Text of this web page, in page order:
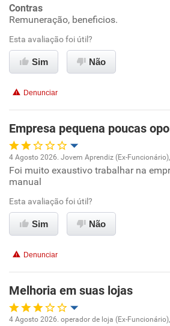
Benefícios
Recomenda a diretoria
Contras
Remuneração, beneficios.
Esta avaliação foi útil?
Sim Não
Denunciar
Empresa pequena poucas
Oportunidade de promoção
Ambiente de trabalho
Conciliação com a vida familiar
Não recomenda esta empresa
Recomenda a diretoria
4 Agosto 2026. Jovem Aprendiz (Ex-
Foi muito exaustivo trabalhar na
manual
Esta avaliação foi útil?
Sim Não
Denunciar
Melhoria em suas lojas
4 Agosto 2026. operador de loja (Ex-